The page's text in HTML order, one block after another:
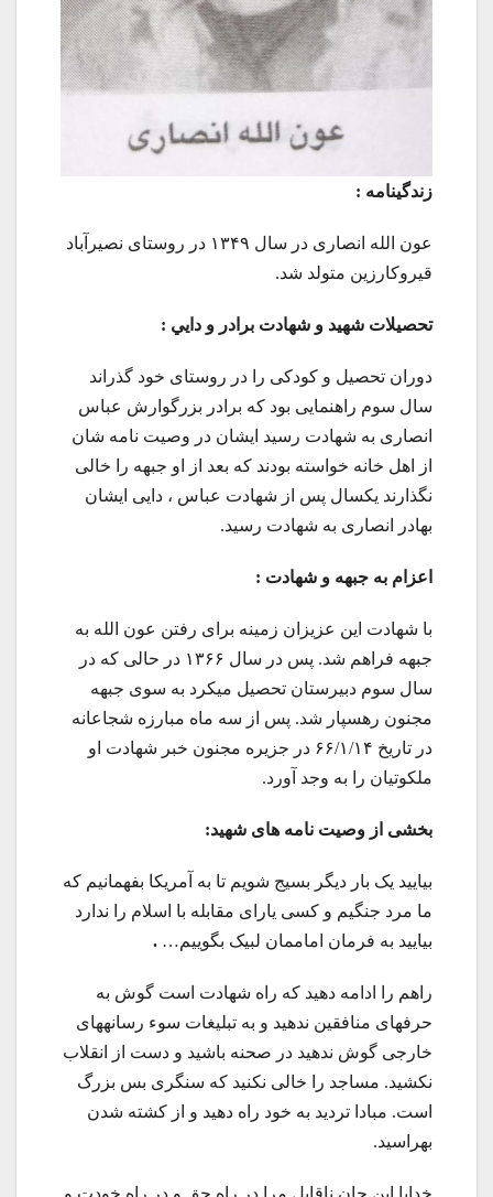
زندگينامه :
عون الله انصاری در سال ۱۳۴۹ در روستای نصیرآباد
قیروکارزین متولد شد.
تحصيلات شهيد و شهادت برادر و دايي :
دوران تحصیل و کودکی را در روستای خود گذراند
سال سوم راهنمایی بود که برادر بزرگوارش عباس
انصاری به شهادت رسید ایشان در وصیت نامه شان
از اهل خانه خواسته بودند که بعد از او جبهه را خالی
نگذارند یکسال پس از شهادت عباس ، دايی ایشان
بهادر انصاری به شهادت رسید.
اعزام به جبهه و شهادت :
با شهادت این عزیزان زمینه برای رفتن عون الله به
جبهه فراهم شد. پس در سال ۱۳۶۶ در حالی که در
سال سوم دبیرستان تحصیل میکرد به سوی جبهه
مجنون رهسپار شد. پس از سه ماه مبارزه شجاعانه
در تاریخ ۶۶/۱/۱۴ در جزیره مجنون خبر شهادت او
ملکوتیان را به وجد آورد.
بخشی از وصیت نامه های شهید:
بیایید یک بار دیگر بسیج شویم تا به آمریکا بفهمانیم که
ما مرد جنگیم و کسی یارای مقابله با اسلام را ندارد
بیایید به فرمان اماممان لبیک بگوییم… .
راهم را ادامه دهید که راه شهادت است گوش به
حرفهای منافقین ندهید و به تبلیغات سوء رسانههای
خارجی گوش ندهید در صحنه باشید و دست از انقلاب
نکشید. مساجد را خالی نکنید که سنگری بس بزرگ
است. مبادا تردید به خود راه دهید و از کشته شدن
بهراسید.
خدایا این جان ناقابل مرا در راه حق و در راه خودت و